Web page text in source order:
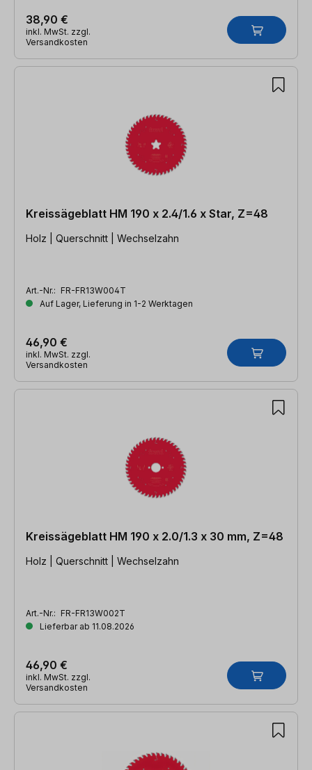
38,90 €
inkl. MwSt. zzgl.
Versandkosten
Kreissägeblatt HM 190 x 2.4/1.6 x Star, Z=48
Holz | Querschnitt | Wechselzahn
Art.-Nr.: FR-FR13W004T
Auf Lager, Lieferung in 1-2 Werktagen
46,90 €
inkl. MwSt. zzgl.
Versandkosten
Kreissägeblatt HM 190 x 2.0/1.3 x 30 mm, Z=48
Holz | Querschnitt | Wechselzahn
Art.-Nr.: FR-FR13W002T
Lieferbar ab 11.08.2026
46,90 €
inkl. MwSt. zzgl.
Versandkosten